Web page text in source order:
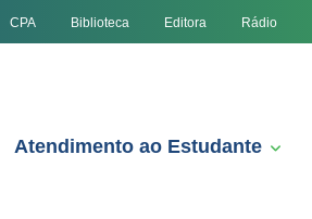
CPA Biblioteca Editora Rádio
Atendimento ao Estudante